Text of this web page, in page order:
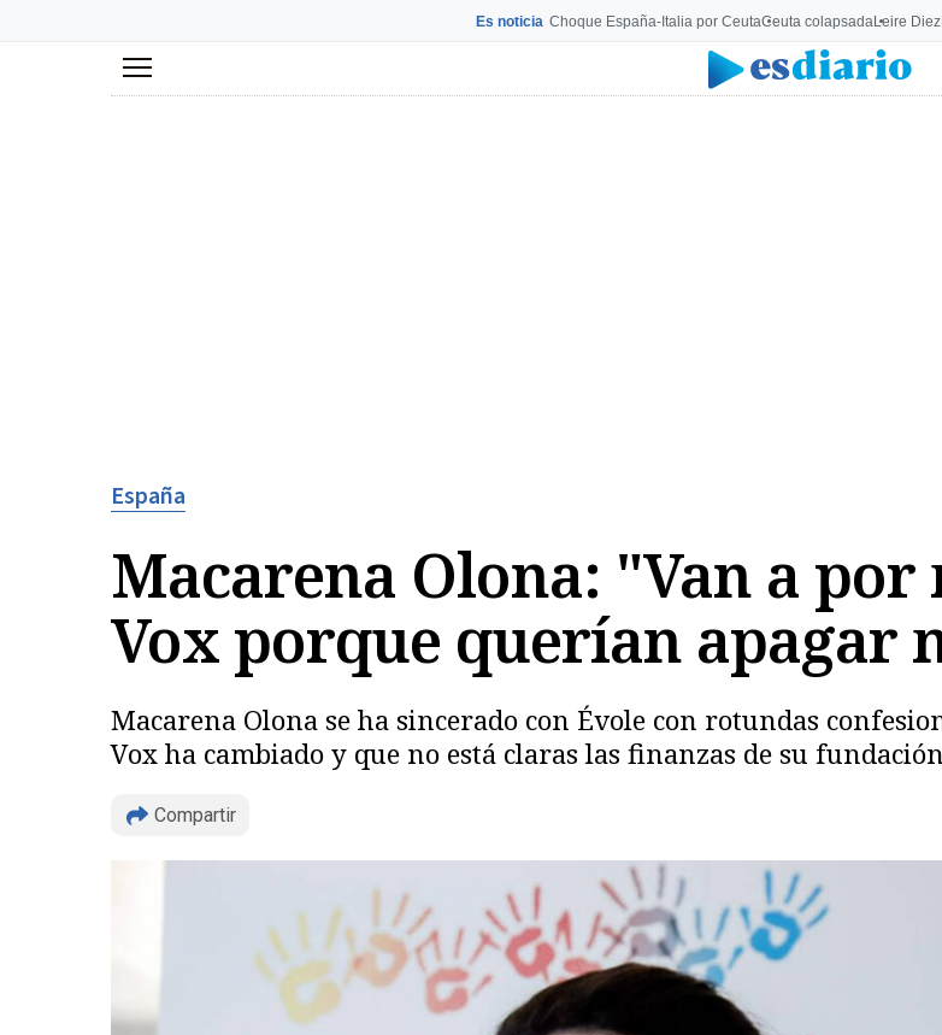
Es noticia Choque España-Italia por CeutaCeuta colapsadaLeire Diez
Menú
España
Macarena Olona: "Van a por
Vox porque querían apagar
Macarena Olona se ha sincerado con Évole con rotundas
Vox ha cambiado y que no está claras las finanzas de su
Compartir
Copiar